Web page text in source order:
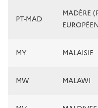
PT-MAD
MADÈRE
MY MALAISIE
MW MALAWI